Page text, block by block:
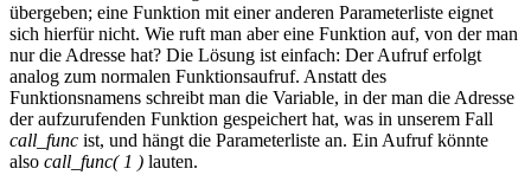
übergeben; eine Funktion mit einer anderen Parameterliste eignet
sich hierfür nicht. Wie ruft man aber eine Funktion auf, von der man
nur die Adresse hat? Die Lösung ist einfach: Der Aufruf erfolgt
analog zum normalen Funktionsaufruf. Anstatt des
Funktionsnamens schreibt man die Variable, in der man die Adresse
der aufzurufenden Funktion gespeichert hat, was in unserem Fall
call_func ist, und hängt die Parameterliste an. Ein Aufruf könnte
also call_func( 1 ) lauten.